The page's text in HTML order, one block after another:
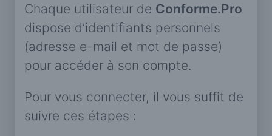
Chaque utilisateur de Conforme.Pro
dispose d’identifiants personnels
(adresse e-mail et mot de passe)
pour accéder à son compte.
Pour vous connecter, il vous suffit de
suivre ces étapes :